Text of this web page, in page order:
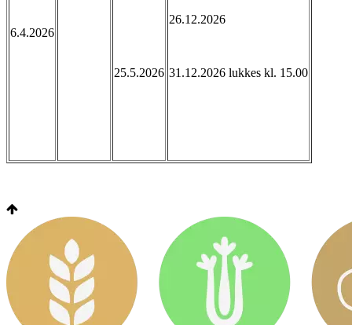
6.4.2026
25.5.2026
26.12.2026
31.12.2026 lukkes kl. 15.00